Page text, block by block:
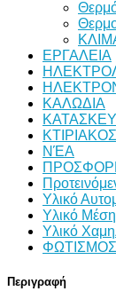
ΕΡΓΑΛΕΙΑ
ΚΑΛΩΔΙΑ
ΝΈΑ
Υλικό
Υλικό
Υλικό
ΦΩΤΙΣΜΟΣ
Περιγραφή